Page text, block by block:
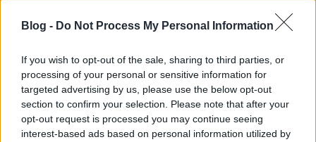
Blog - Do Not Process My Personal Information
If you wish to opt-out of the sale, sharing to third parties, or
processing of your personal or sensitive information for
targeted advertising by us, please use the below opt-out
section to confirm your selection. Please note that after your
opt-out request is processed you may continue seeing
interest-based ads based on personal information utilized by